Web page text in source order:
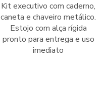
Kit executivo com caderno,
caneta e chaveiro metálico.
Estojo com alça rígida
pronto para entrega e uso
imediato